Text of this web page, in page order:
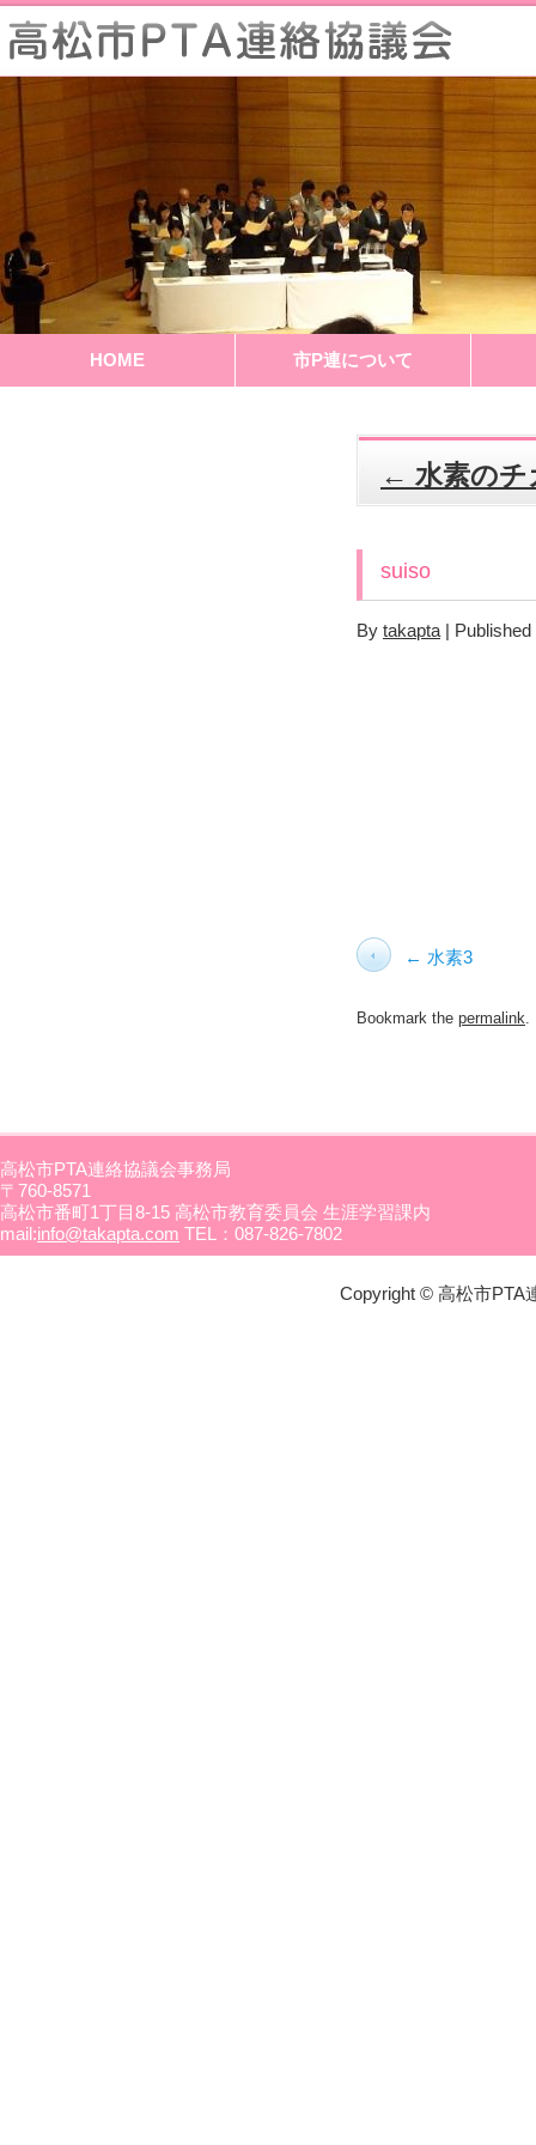
HOME 市P連について
← 水素のチ
suiso
By takapta | Published
水素3
Bookmark the permalink.
高松市PTA連絡協議会事務局
〒760-8571
高松市番町1丁目8-15 高松市教育委員会 生涯学習課内
mail:info@takapta.com TEL：087-826-7802
Copyright © 高松市PTA